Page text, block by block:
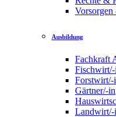
Ausbildung
Fachkraft
Forstwirt/-
Gärtner/-in
Landwirt/-